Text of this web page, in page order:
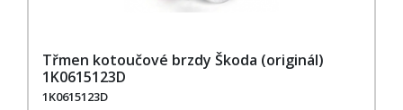
Třmen kotoučové brzdy Škoda (originál)
1K0615123D
1K0615123D